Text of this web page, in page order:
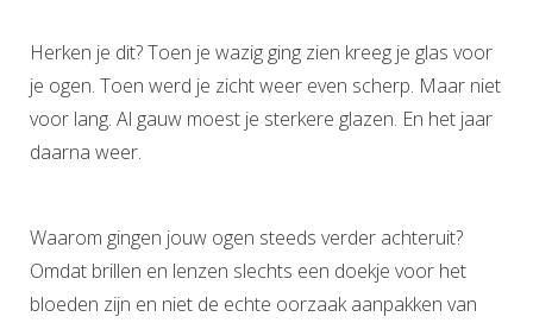
Herken je dit? Toen je wazig ging zien kreeg je glas voor
je ogen. Toen werd je zicht weer even scherp. Maar niet
voor lang. Al gauw moest je sterkere glazen. En het jaar
daarna weer.
Waarom gingen jouw ogen steeds verder achteruit?
Omdat brillen en lenzen slechts een doekje voor het
bloeden zijn en niet de echte oorzaak aanpakken van